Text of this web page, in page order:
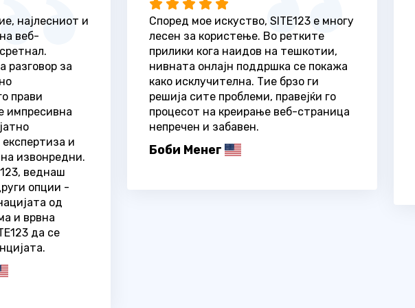
најлесниот и
веб-
разговор за
прави
импресивна
и
извонредни.
веднаш
опции -
од
и врвна
да се
Според мое искуство, SITE123 е многу
лесен за користење. Во ретките
прилики кога наидов на тешкотии,
нивната онлајн поддршка се покажа
како исклучителна. Тие брзо ги
решија сите проблеми, правејќи го
процесот на креирање веб-страница
непречен и забавен.
Боби Менег